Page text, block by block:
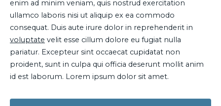
enim ad minim veniam, quis nostrud exercitation
ullamco laboris nisi ut aliquip ex ea commodo
consequat. Duis aute irure dolor in reprehenderit in
voluptate velit esse cillum dolore eu fugiat nulla
pariatur. Excepteur sint occaecat cupidatat non
proident, sunt in culpa qui officia deserunt mollit anim
id est laborum. Lorem ipsum dolor sit amet.